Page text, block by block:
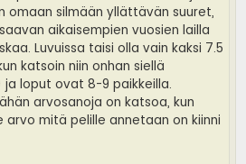
omaan silmään yllättävän suuret,
aikaisempien vuosien lailla
Luvuissa taisi olla vain kaksi 7.5
katsoin niin onhan siellä
loput ovat 8-9 paikkeilla.
arvosanoja on katsoa, kun
arvo mitä pelille annetaan on kiinni